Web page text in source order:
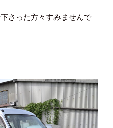
さった方々すみませんで